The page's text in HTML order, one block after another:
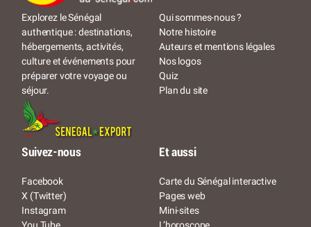
Explorez le Sénégal
authentique : destinations,
hébergements, activités,
culture et événements pour
préparer votre voyage ou
séjour.
Qui sommes-nous ?
Notre histoire
Auteurs et mentions légales
Nos logos
Quiz
Plan du site
Suivez-nous
Facebook
X (Twitter)
Instagram
Et aussi
Carte du Sénégal interactive
Pages web
Mini-sites